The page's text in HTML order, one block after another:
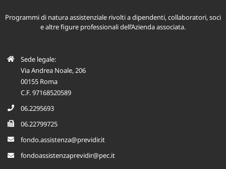
Programmi di natura assistenziale rivolti a dipendenti, collaboratori, soci
e altre figure professionali dell’Azienda associata.
Sede legale:
Via Andrea Noale, 206
00155 Roma
C.F. 97168520589
06.2295693
06.22799725
fondo.assistenza@previdir.it
fondoassistenzaprevidir@pec.it